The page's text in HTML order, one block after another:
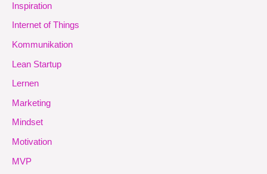
Inspiration
Internet of Things
Kommunikation
Lean Startup
Lernen
Marketing
Mindset
Motivation
MVP